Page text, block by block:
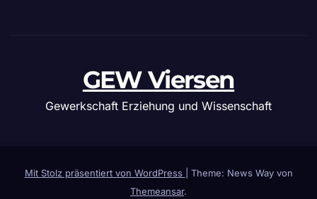
GEW Viersen
Gewerkschaft Erziehung und Wissenschaft
Mit Stolz präsentiert von WordPress
Theme: News Way von
Themeansar.